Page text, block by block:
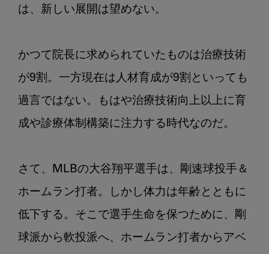
は、新しい展開は望めない。
かつて院長に求められていたものは治療技術
が9割。一方現在は人材育成が9割といっても
過言ではない。もはや治療技術向上以上に育
成や診療体制構築に注力する時代なのだ。
さて、MLBの大谷翔平選手は、剛速球投手＆
ホームラン打者。しかし体力は年齢とともに
低下する。そこで選手生命を保つために、剛
球派から軟投派へ、ホームラン打者からアベ